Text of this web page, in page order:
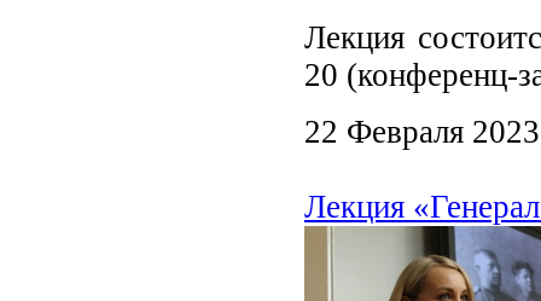
Лекция
20 (конференц-
22 Февраля 2023
Лекция